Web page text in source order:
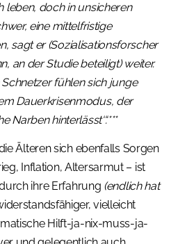
leben, doch in unsicheren
eine mittelfristige
sagt er (Sozialisationsforscher
an der Studie beteiligt) weiter.
fühlen sich junge
Dauerkrisenmodus, der
Narben hinterlässt‘“.***
Älteren sich ebenfalls Sorgen
Inflation, Altersarmut – ist
ihre Erfahrung (endlich hat
vielleicht
Hilft-ja-nix-muss-ja-